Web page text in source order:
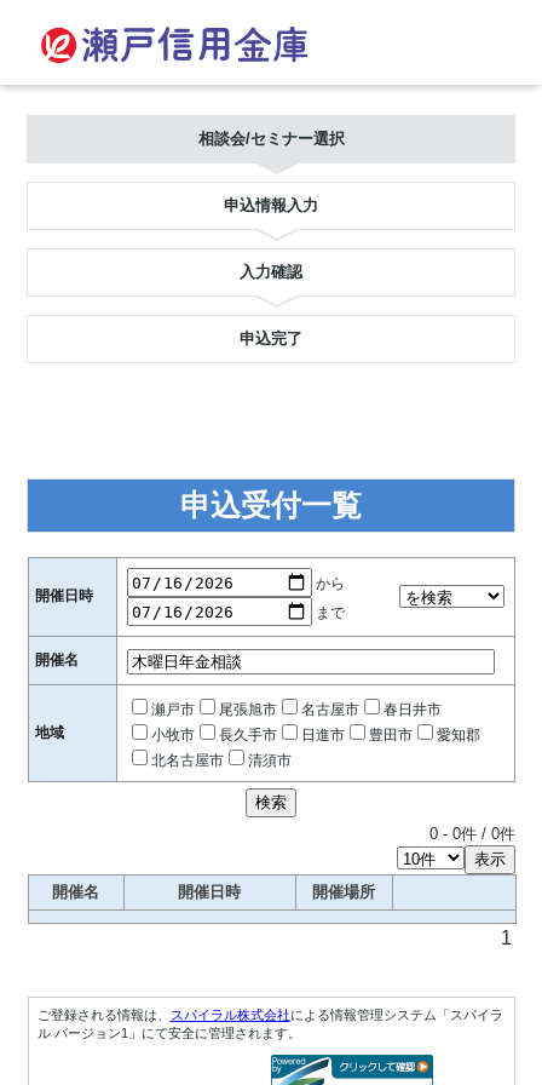
相談会/セミナー選択
申込情報入力
入力確認
申込完了
申込受付一覧
開催日時
から
まで
開催名
地域
瀬戸市 尾張旭市 名古屋市
春日井市
小牧市
長久手市 日進市 豊田市
愛知郡
北名古屋市
清須市
0- 0件 / 0件
開催名 開催日時 開催場所
1
ご登録される情報は、 スパイラル株式会社による情報管理システム「スパイラ
ル バージョン1」にて安全に管理されます。